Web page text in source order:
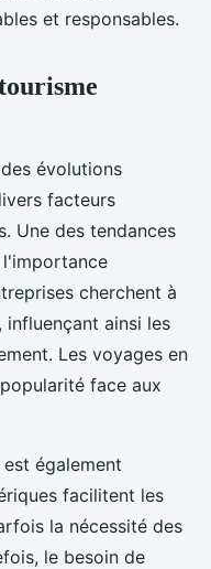
et responsables.
évolutions
facteurs
Une des tendances
cherchent à
influençant ainsi les
Les voyages en
face aux
est également
facilitent les
la nécessité des
le besoin de